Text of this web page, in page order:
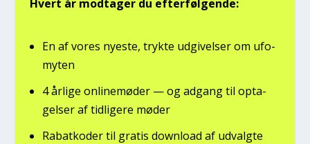
Hvert år mod­ta­ger du efter­føl­gen­de:
En af vores nye­ste, tryk­te udgi­vel­ser om ufo­
myten
4 årli­ge onli­ne­mø­der — og adgang til opta­
gel­ser af tid­li­ge­re møder
Rabat­ko­der til gra­tis down­lo­ad af udvalg­te